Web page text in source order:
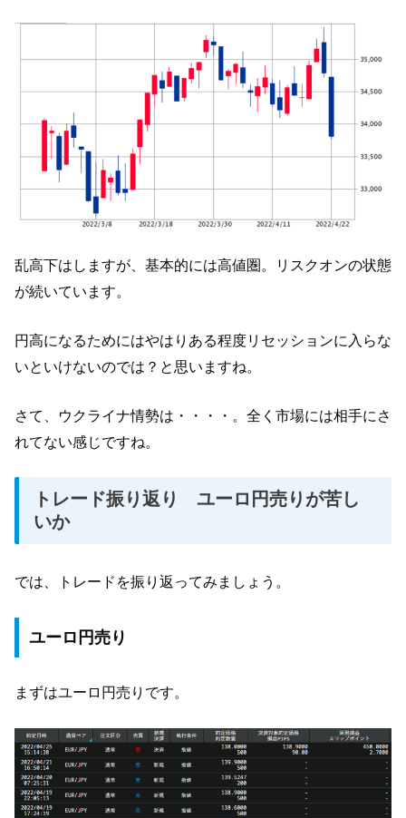
乱高下はしますが、基本的には高値圏。リスクオンの状態
が続いています。
円高になるためにはやはりある程度リセッションに入らな
いといけないのでは？と思いますね。
さて、ウクライナ情勢は・・・・。全く市場には相手にさ
れてない感じですね。
トレード振り返り ユーロ円売りが苦し
いか
では、トレードを振り返ってみましょう。
ユーロ円売り
まずはユーロ円売りです。